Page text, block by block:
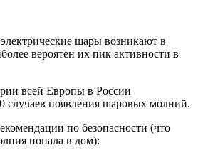
шары возникают в
вероятен их пик активности в
всей Европы в России
случаев появления шаровых молний.
по безопасности (что
попала в дом):